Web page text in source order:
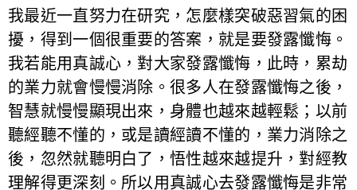
我最近一直努力在研究，怎麼樣突破惡習氣的困
擾，得到一個很重要的答案，就是要發露懺悔。
我若能用真誠心，對大家發露懺悔，此時，累劫
的業力就會慢慢消除。很多人在發露懺悔之後，
智慧就慢慢顯現出來，身體也越來越輕鬆；以前
聽經聽不懂的，或是讀經讀不懂的，業力消除之
後，忽然就聽明白了，悟性越來越提升，對經教
理解得更深刻。所以用真誠心去發露懺悔是非常